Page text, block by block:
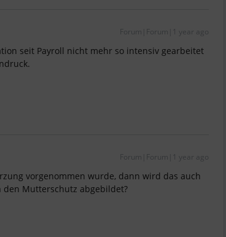
Forum|Forum|1 year ago
seit Payroll nicht mehr so intensiv gearbeitet
Forum|Forum|1 year ago
vorgenommen wurde, dann wird das auch
Mutterschutz abgebildet?